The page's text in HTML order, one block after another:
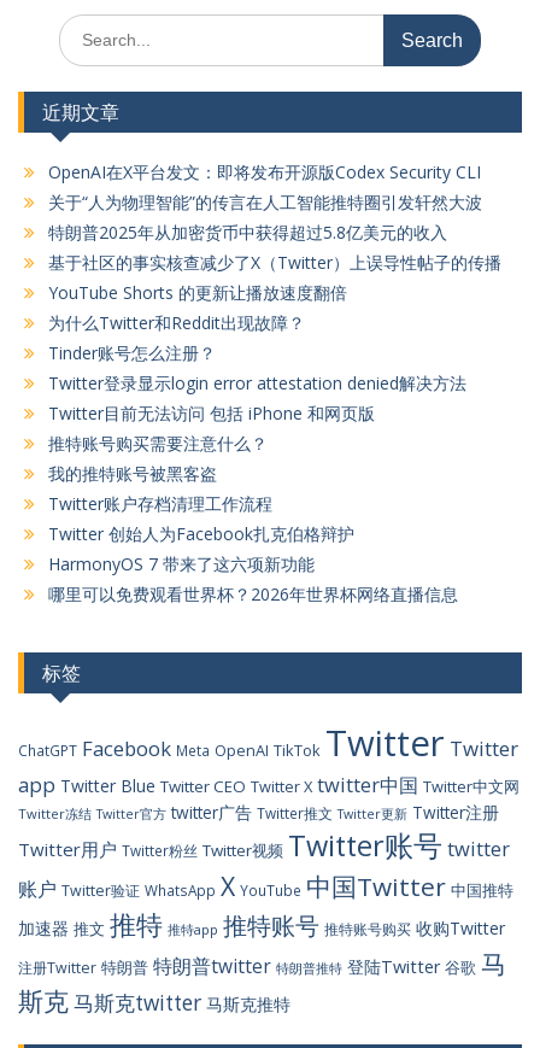
Search
for:
近期文章
OpenAI在X平台发文：即将发布开源版Codex Security CLI
关于“人为物理智能”的传言在人工智能推特圈引发轩然大波
特朗普2025年从加密货币中获得超过5.8亿美元的收入
基于社区的事实核查减少了X（Twitter）上误导性帖子的传播
YouTube Shorts 的更新让播放速度翻倍
为什么Twitter和Reddit出现故障？
Tinder账号怎么注册？
Twitter登录显示login error attestation denied解决方法
Twitter目前无法访问 包括 iPhone 和网页版
推特账号购买需要注意什么？
我的推特账号被黑客盗
Twitter账户存档清理工作流程
Twitter 创始人为Facebook扎克伯格辩护
HarmonyOS 7 带来了这六项新功能
哪里可以免费观看世界杯？2026年世界杯网络直播信息
标签
ChatGPT Facebook Meta OpenAI TikTok Twitter Twitter
app Twitter Blue Twitter CEO Twitter X twitter中国 Twitter中文网
Twitter冻结 Twitter官方 twitter广告 Twitter推文 Twitter更新 Twitter注册
Twitter用户 Twitter粉丝 Twitter视频 Twitter账号 twitter
账户 Twitter验证 WhatsApp X YouTube 中国Twitter 中国推特
加速器 推文 推特 推特app 推特账号 推特账号购买 收购Twitter
注册Twitter 特朗普 特朗普twitter 特朗普推特 登陆Twitter 谷歌 马
斯克马斯克twitter 马斯克推特